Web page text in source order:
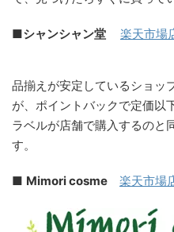
■シャンシャン堂 楽天市場
品揃えが安定しているショッ
が、ポイントバックで定価以
ラベルが店舗で購入するのと
す。
■ Mimori cosme 楽天市場